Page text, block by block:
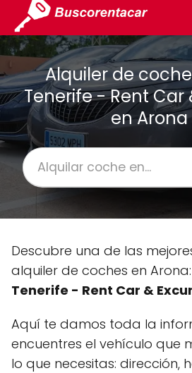
Alquiler de
Tenerife - Rent Car
en Arona
Descubre una de las
alquiler de coches en Arona:
Tenerife - Rent Car &
Aquí te damos toda la
encuentres el vehículo que
lo que necesitas: dirección,